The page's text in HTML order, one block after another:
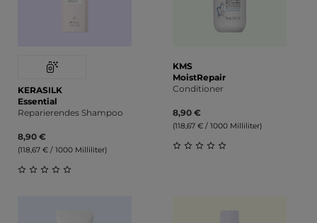
KERASILK
Essential
Reparierendes Shampoo
8,90 €
(118,67 € / 1000 Milliliter)
KMS
MoistRepair
Conditioner
8,90 €
(118,67 € / 1000 Milliliter)